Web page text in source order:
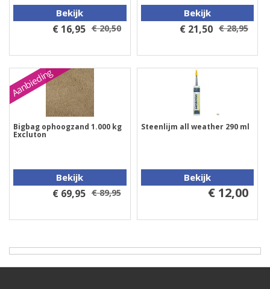
Bekijk
€ 16,95 € 20,50
Bekijk
€ 21,50 € 28,95
Aanbieding
Bigbag ophoogzand 1.000 kg
Excluton
Bekijk
€ 69,95 € 89,95
Steenlijm all weather 290 ml
Bekijk
€ 12,00